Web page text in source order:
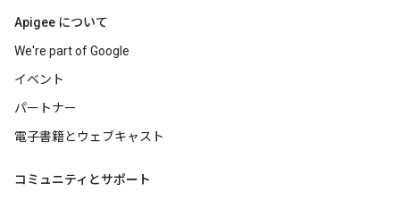
Apigee について
We're part of Google
イベント
パートナー
電子書籍とウェブキャスト
コミュニティとサポート